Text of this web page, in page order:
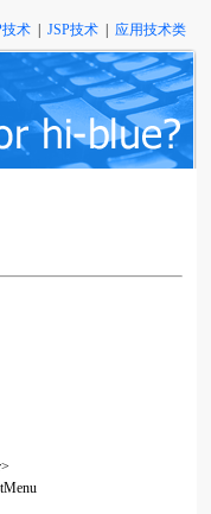
技术 JSP技术 应用技术类